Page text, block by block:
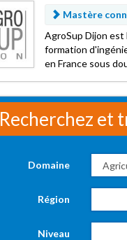
Mastère
AgroSup Dijon est
formation
en France sous
Recherchez et
Domaine
Région
Niveau